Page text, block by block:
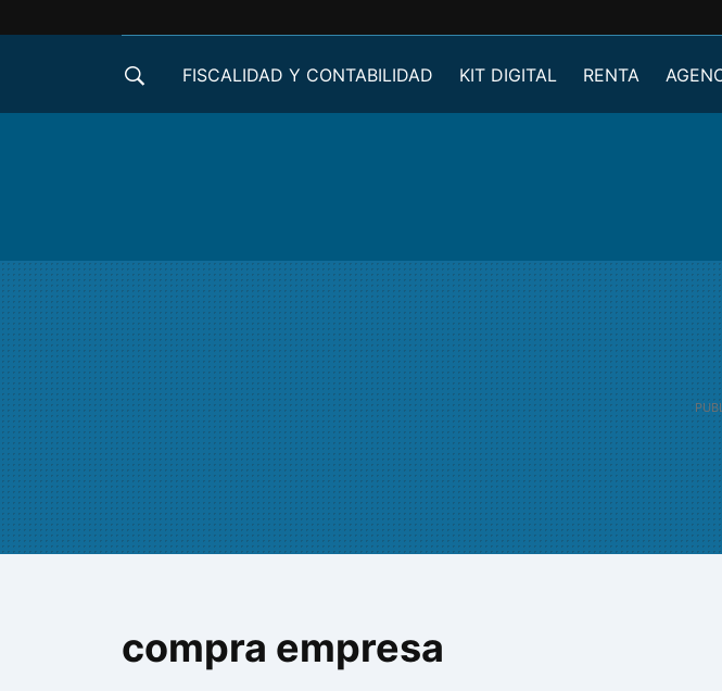
FISCALIDAD Y CONTABILIDAD KIT DIGITAL RENTA
compra empresa